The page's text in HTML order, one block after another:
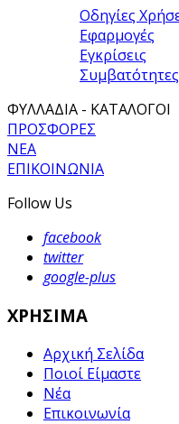
Οδηγίες
Εφαρμογές
Εγκρίσεις
Συμβατότητες
ΦΥΛΛΑΔΙΑ - ΚΑΤΑΛΟΓΟΙ
ΠΡΟΣΦΟΡΕΣ
ΝΕΑ
ΕΠΙΚΟΙΝΩΝΙΑ
Follow Us
facebook
twitter
google-plus
ΧΡΗΣΙΜΑ
Αρχική Σελίδα
Ποιοί Είμαστε
Νέα
Επικοινωνία